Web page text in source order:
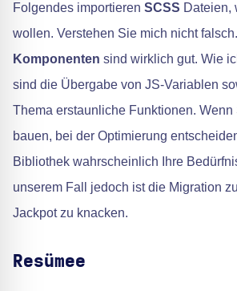
Folgendes importieren SCSS Dateien,
wollen. Verstehen Sie mich nicht falsch.
Komponenten sind wirklich gut. Wie
sind die Übergabe von JS-Variablen
Thema erstaunliche Funktionen.
bauen, bei der Optimierung
Bibliothek wahrscheinlich Ihre
unserem Fall jedoch ist die Migration zu
Jackpot zu knacken.
Resümee